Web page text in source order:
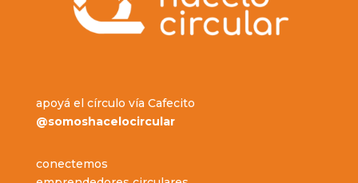
apoyá el círculo vía Cafecito
@somoshacelocircular
conectemos